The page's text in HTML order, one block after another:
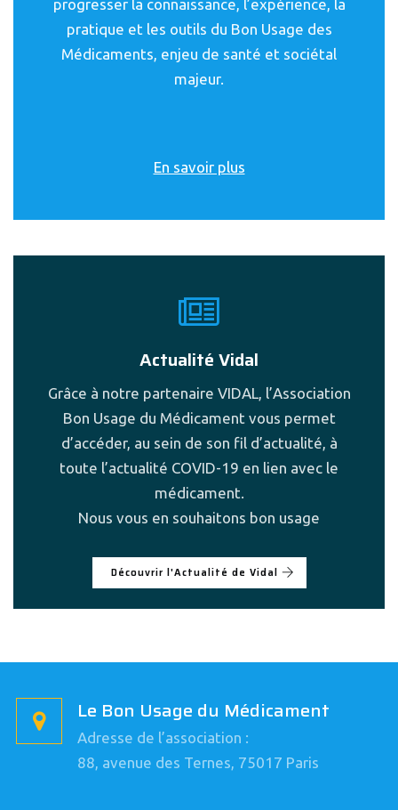
progresser la connaissance, l’expérience, la
pratique et les outils du Bon Usage des
Médicaments, enjeu de santé et sociétal
majeur.
En savoir plus
Actualité Vidal
Grâce à notre partenaire VIDAL, l’Association
Bon Usage du Médicament vous permet
d’accéder, au sein de son fil d’actualité, à
toute l’actualité COVID-19 en lien avec le
médicament.
Nous vous en souhaitons bon usage
Découvrir l'Actualité de Vidal
Le Bon Usage du Médicament
Adresse de l’association :
88, avenue des Ternes, 75017 Paris